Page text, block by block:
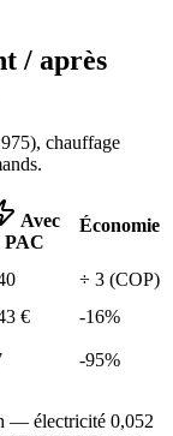
/ après
), chauffage
.
Avec
PAC
Économie
÷ 3 (COP)
€ -16%
-95%
— électricité 0,052